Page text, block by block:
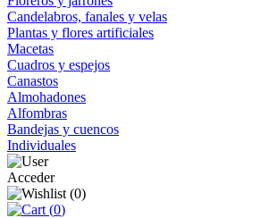
Candelabros, fanales y velas
Plantas y flores artificiales
Macetas
Cuadros y espejos
Canastos
Almohadones
Alfombras
Bandejas y cuencos
Individuales
Acceder
(0)
(0)